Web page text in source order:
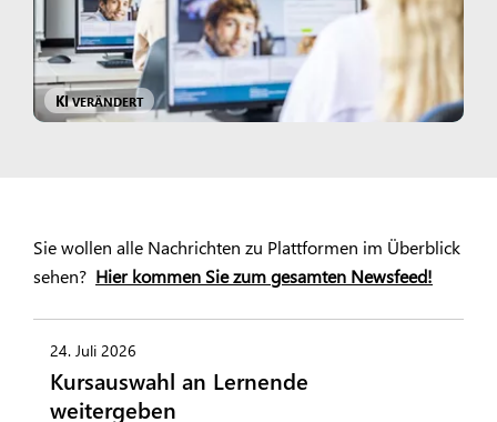
KIVERÄNDERT
Sie wollen alle Nachrichten zu Plattformen im Überblick
sehen? Hier kommen Sie zum gesamten Newsfeed!
24. Juli 2026
Kursauswahl an Lernende
weitergeben